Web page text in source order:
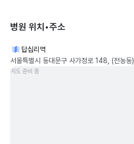
병원 위치•주소
답십리역
서울특별시 동대문구 사가정로 148, (전농동)
지도 준비 중